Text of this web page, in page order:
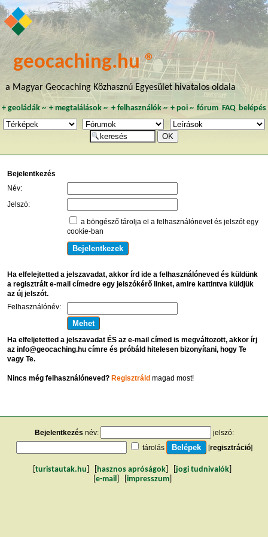
geocaching.hu ®
a Magyar Geocaching Közhasznú Egyesület hivatalos oldala
+ geoládák~ +megtalálások ~ + felhasználók~ + poi~ fórum FAQ belépés
Bejelentkezés
Név:
Jelszó:
a böngésző tárolja el a felhasználónevet és jelszót egy
cookie-ban
Ha elfelejtetted a jelszavadat, akkor írd ide a felhasználóneved és küldünk
a regisztrált e-mail címedre egy jelszókérő linket, amire kattintva küldjük
az új jelszót.
Felhasználónév:
Ha elfeljetetted a jelszavadat ÉS az e-mail címed is megváltozott, akkor írj
az info@geocaching.hu címre és próbáld hitelesen bizonyítani, hogy Te
vagy Te.
Nincs még felhasználóneved? Regisztráldmagad most!
Bejelentkezés név:
jelszó:
tárolás
[regisztráció]
turistautak.hu hasznos apróságok jogi tudnivalók
e-mail impresszum]